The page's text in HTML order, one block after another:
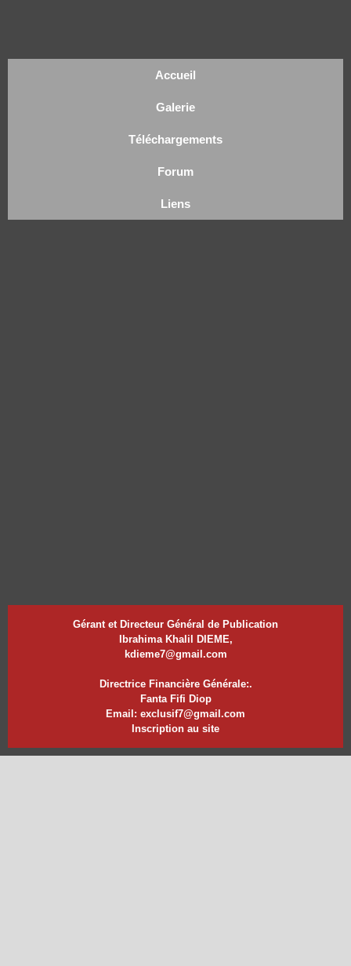
Accueil
Galerie
Téléchargements
Forum
Liens
Gérant et Directeur Général de Publication
Ibrahima Khalil DIEME,
kdieme7@gmail.com
Directrice Financière Générale:.
Fanta Fifi Diop
Email: exclusif7@gmail.com
Inscription au site